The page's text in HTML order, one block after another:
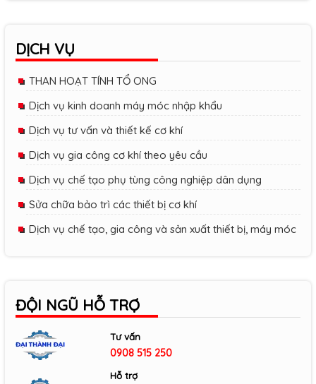
DỊCH VỤ
THAN HOẠT TÍNH TỔ ONG
Dịch vụ kinh doanh máy móc nhập khẩu
Dịch vụ tư vấn và thiết kế cơ khí
Dịch vụ gia công cơ khí theo yêu cầu
Dịch vụ chế tạo phụ tùng công nghiệp dân dụng
Sửa chữa bảo trì các thiết bị cơ khí
Dịch vụ chế tạo, gia công và sản xuất thiết bị, máy móc
ĐỘI NGŨ HỖ TRỢ
Tư vấn
0908 515 250
Hỗ trợ